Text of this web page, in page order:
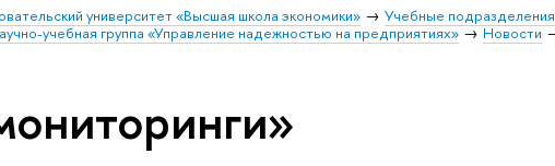
университет «Высшая школа экономики» Учебные подразделения
учебная группа «Управление надежностью на предприятиях» Новости